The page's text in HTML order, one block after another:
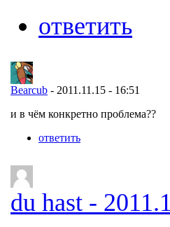
ответить
Bearcub - 2011.11.15 - 16:51
и в чём конкретно проблема??
ответить
du hast -